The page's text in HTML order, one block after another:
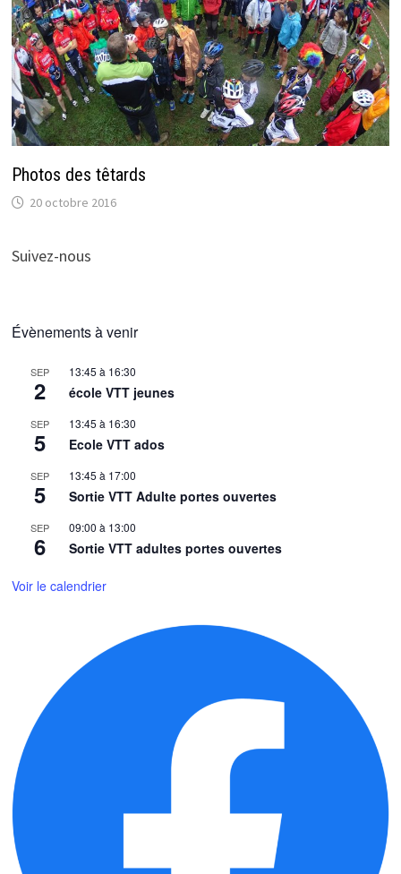
Photos des têtards
20 octobre 2016
Suivez-nous
Évènements à venir
SEP
2
13:45 à 16:30
école VTT jeunes
SEP
5
13:45 à 16:30
Ecole VTT ados
SEP
5
13:45 à 17:00
Sortie VTT Adulte portes ouvertes
SEP
6
09:00 à 13:00
Sortie VTT adultes portes ouvertes
Voir le calendrier